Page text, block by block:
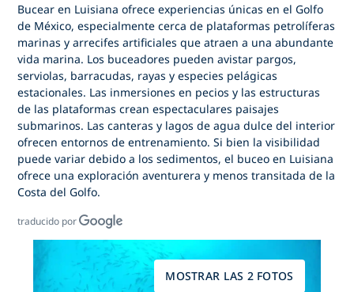
Bucear en Luisiana ofrece experiencias únicas en el Golfo
de México, especialmente cerca de plataformas petrolíferas
marinas y arrecifes artificiales que atraen a una abundante
vida marina. Los buceadores pueden avistar pargos,
serviolas, barracudas, rayas y especies pelágicas
estacionales. Las inmersiones en pecios y las estructuras
de las plataformas crean espectaculares paisajes
submarinos. Las canteras y lagos de agua dulce del interior
ofrecen entornos de entrenamiento. Si bien la visibilidad
puede variar debido a los sedimentos,el buceo en Luisiana
ofrece una exploración aventurera y menos transitada de la
Costa del Golfo.
traducido por
MOSTRAR LAS 2 FOTOS